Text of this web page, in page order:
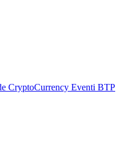
CryptoCurrency Eventi BTP